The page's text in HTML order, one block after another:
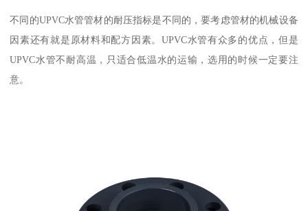
不同的UPVC水管管材的耐压指标是不同的，要考虑管材的机械设备
因素还有就是原材料和配方因素。UPVC水管有众多的优点，但是
UPVC水管不耐高温，只适合低温水的运输，选用的时候一定要注
意。